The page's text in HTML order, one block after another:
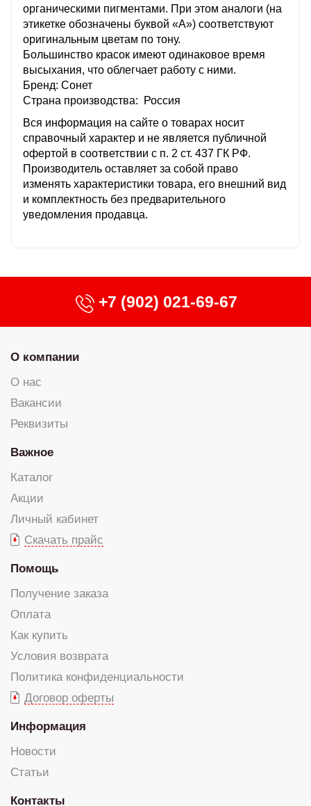
органическими пигментами. При этом аналоги (на
этикетке обозначены буквой «А») соответствуют
оригинальным цветам по тону.
Большинство красок имеют одинаковое время
высыхания, что облегчает работу с ними.
Бренд: Сонет
Страна производства: Россия
Вся информация на сайте о товарах носит
справочный характер и не является публичной
офертой в соответствии с п. 2 ст. 437 ГК РФ.
Производитель оставляет за собой право
изменять характеристики товара, его внешний вид
и комплектность без предварительного
уведомления продавца.
+7 (902) 021-69-67
О компании
О нас
Вакансии
Реквизиты
Важное
Каталог
Акции
Личный кабинет
Скачать прайс
Помощь
Получение заказа
Оплата
Как купить
Условия возврата
Политика конфиденциальности
Договор оферты
Информация
Новости
Статьи
Контакты